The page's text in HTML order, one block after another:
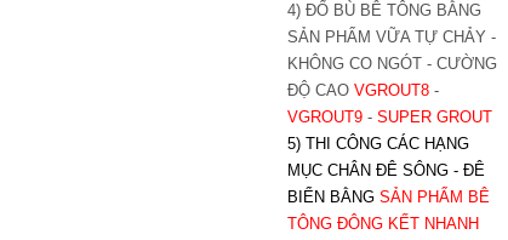
4) ĐỔ BÙ BÊ TÔNG BẰNG
SẢN PHẨM VỮA TỰ CHẢY -
KHÔNG CO NGÓT - CƯỜNG
ĐỘ CAO VGROUT8-
VGROUT9- SUPER GROUT
5) THI CÔNG CÁC HẠNG
MỤC CHÂN ĐÊ SÔNG - ĐÊ
BIỂN BẰNG SẢN PHẨM BÊ
TÔNG ĐÔNG KẾT NHANH